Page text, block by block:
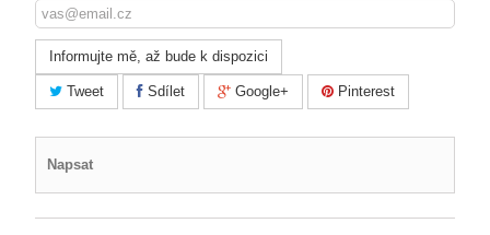
Informujte mě, až bude k dispozici
Tweet Sdílet Google+ Pinterest
Napsat